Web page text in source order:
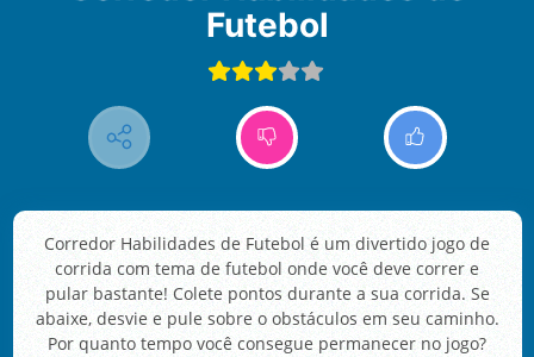
Futebol
Corredor Habilidades de Futebol é um divertido jogo de
corrida com tema de futebol onde você deve correr e
pular bastante! Colete pontos durante a sua corrida. Se
abaixe, desvie e pule sobre o obstáculos em seu caminho.
Por quanto tempo você consegue permanecer no jogo?